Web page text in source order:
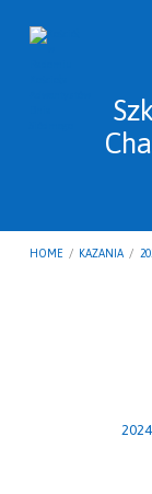
HOME / KAZANIA /
Sobotnia